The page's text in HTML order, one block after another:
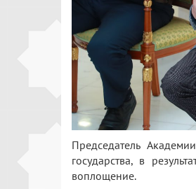
Председатель
государства, в
воплощение.